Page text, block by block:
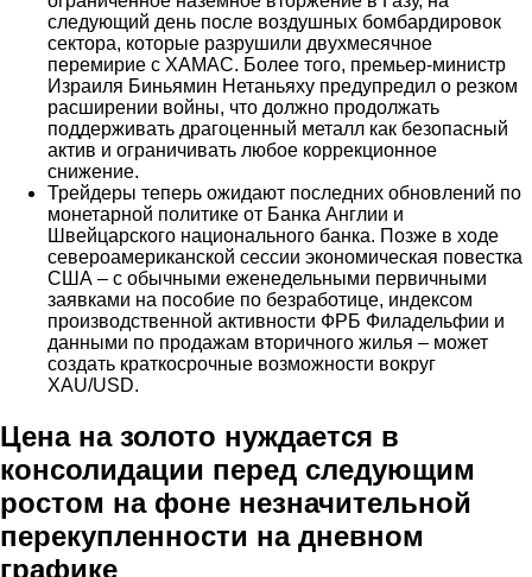
следующий день после воздушных бомбардировок
сектора, которые разрушили двухмесячное
перемирие с ХАМАС. Более того, премьер-министр
Израиля Биньямин Нетаньяху предупредил о резком
расширении войны, что должно продолжать
поддерживать драгоценный металл как безопасный
актив и ограничивать любое коррекционное
снижение.
Трейдеры теперь ожидают последних обновлений по
монетарной политике от Банка Англии и
Швейцарского национального банка. Позже в ходе
североамериканской сессии экономическая повестка
США – с обычными еженедельными первичными
заявками на пособие по безработице, индексом
производственной активности ФРБ Филадельфии и
данными по продажам вторичного жилья – может
создать краткосрочные возможности вокруг
XAU/USD.
Цена на золото нуждается в
консолидации перед следующим
ростом на фоне незначительной
перекупленности на дневном
графике